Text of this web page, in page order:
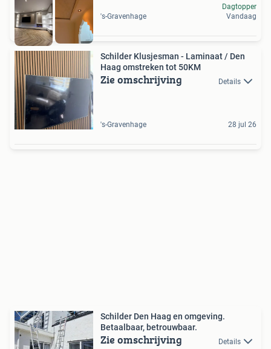
's-Gravenhage
Dagtopper
Vandaag
Schilder Klusjesman - Laminaat / Den
Haag omstreken tot 50KM
Zie omschrijving Details
's-Gravenhage 28 jul 26
Schilder Den Haag en omgeving.
Betaalbaar, betrouwbaar.
Zie omschrijving Details